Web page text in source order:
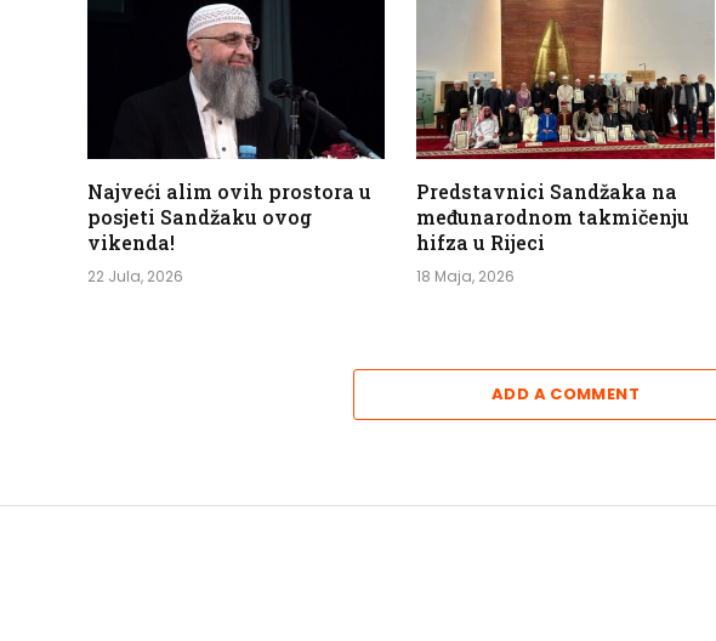
Najveći alim ovih prostora u
posjeti Sandžaku ovog
vikenda!
22 Jula, 2026
Predstavnici Sandžaka na
međunarodnom takmičenju
hifza u Rijeci
18 Maja, 2026
ADD A COMMENT